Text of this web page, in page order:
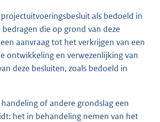
als bedoeld in
die op grond van deze
aanvraag tot het verkrijgen van een
ontwikkeling en verwezenlijking van
deze besluiten, zoals bedoeld in
of andere grondslag een
het in behandeling nemen van het